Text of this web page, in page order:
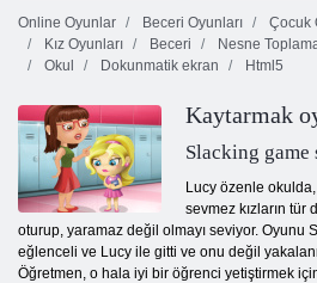
Online Oyunlar
Beceri Oyunları Çocuk
Kız Oyunları
Beceri Nesne
Okul
Dokunmatik ekran Html5
Kaytarmak
Slacking game
Lucy özenle
sevmez kızların tür
oturup, yaramaz değil olmayı seviyor. Oyunu
eğlenceli ve Lucy ile gitti ve onu değil
Öğretmen, o hala iyi bir öğrenci yetiştirmek